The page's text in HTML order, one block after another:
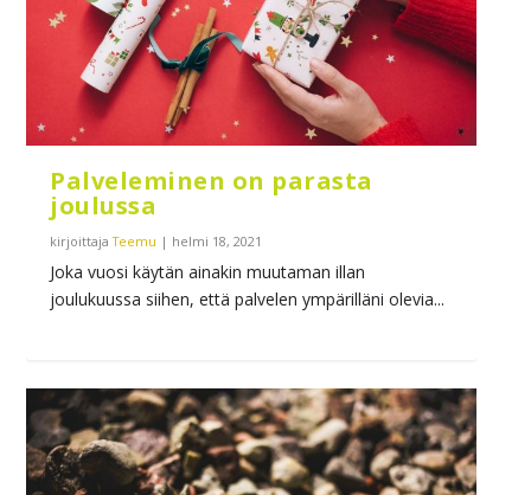
Palveleminen on parasta
joulussa
kirjoittajaTeemu | helmi 18, 2021
Joka vuosi käytän ainakin muutaman illan
joulukuussa siihen, että palvelen ympärilläni olevia...